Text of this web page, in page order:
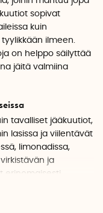
sopivat
kuin
ilmeen.
on helppo säilyttää
jäitä valmiina
tavalliset jääkuutiot,
lasissa ja viilentävät
limonadissa,
ja
erinomaisesti
ja